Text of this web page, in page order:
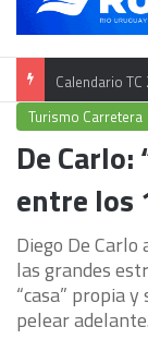
Calendario TC
Turismo Carretera
De
entre los
Diego De
las grandes
“casa” propia
pelear adelante.